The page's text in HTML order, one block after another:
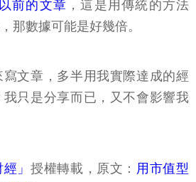
以前的文章 ，這是用傳統的方法
那數據可能是好幾倍。
文章，多半用我實際達成的經
只是分享而已，又不會影響我
經」授權轉載，原文： 用市值型